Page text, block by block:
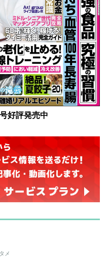
好評発売中
メ